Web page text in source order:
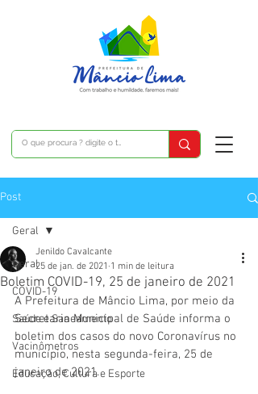
Post
Geral
COVID-19
Saúde e Saneamento
Vacinômetros
Educação, Cultura e Esporte
Geral
Boletim COVID-19, 25 de janeiro de 2021
Jenildo Cavalcante
25 de jan. de 2021 1 min de leitura
A Prefeitura de Mâncio Lima, por meio da
Secretaria Municipal de Saúde informa o
boletim dos casos do novo Coronavírus no
município, nesta segunda-feira, 25 de
janeiro de 2021.